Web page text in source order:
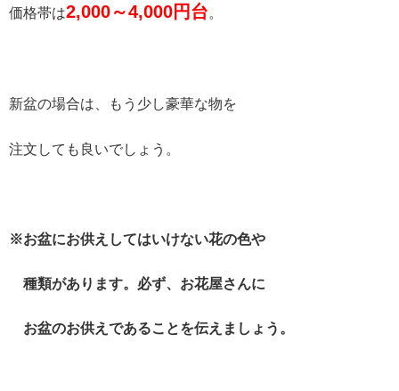
価格帯は2,000～4,000円台。
新盆の場合は、もう少し豪華な物を
注文しても良いでしょう。
※お盆にお供えしてはいけない花の色や
種類があります。必ず、お花屋さんに
お盆のお供えであることを伝えましょう。